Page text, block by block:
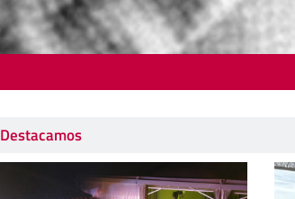
Destacamos